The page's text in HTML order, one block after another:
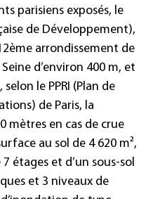
parisiens exposés, le
de Développement),
arrondissement de
d’environ 400 m, et
le PPRI (Plan de
de Paris, la
mètres en cas de crue
au sol de 4 620 m²,
étages et d’un sous-sol
et 3 niveaux de